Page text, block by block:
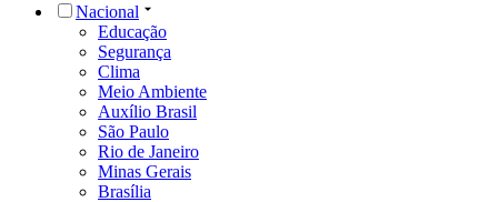
Nacional
Educação
Segurança
Clima
Meio Ambiente
Auxílio Brasil
São Paulo
Rio de Janeiro
Minas Gerais
Brasília